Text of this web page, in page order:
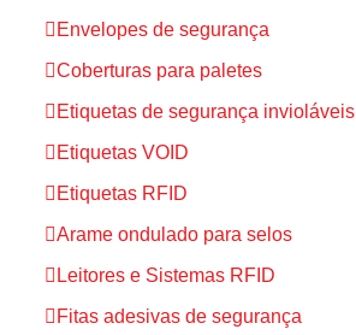
Envelopes de segurança
Coberturas para paletes
Etiquetas de segurança invioláveis
Etiquetas VOID
Etiquetas RFID
Arame ondulado para selos
Leitores e Sistemas RFID
Fitas adesivas de segurança